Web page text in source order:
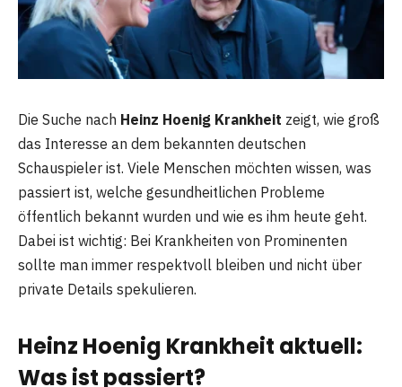
Die Suche nach Heinz Hoenig Krankheit zeigt, wie groß
das Interesse an dem bekannten deutschen
Schauspieler ist. Viele Menschen möchten wissen, was
passiert ist, welche gesundheitlichen Probleme
öffentlich bekannt wurden und wie es ihm heute geht.
Dabei ist wichtig: Bei Krankheiten von Prominenten
sollte man immer respektvoll bleiben und nicht über
private Details spekulieren.
Heinz Hoenig Krankheit aktuell:
Was ist passiert?